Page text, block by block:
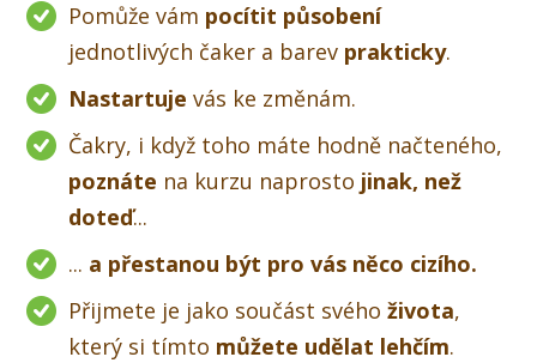
Pomůže vám pocítit působení
jednotlivých čaker a barev prakticky.
Nastartujevás ke změnám.
Čakry, i když toho máte hodně načteného,
poznáte na kurzu naprosto jinak, než
doteď...
... a přestanou být pro vás něco cizího.
Přijmete je jako součást svéhoživota,
který si tímto můžete udělat lehčím.